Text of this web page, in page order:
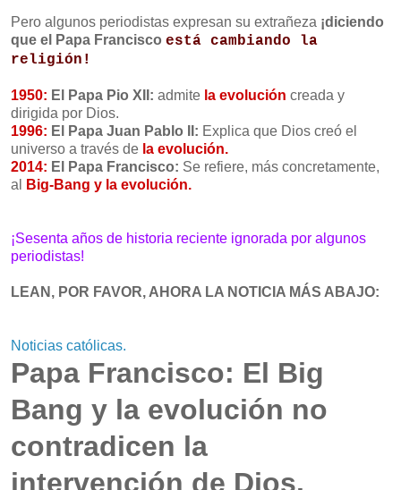
Pero algunos periodistas expresan su extrañeza ¡diciendo
que el Papa Francisco está cambiando la
religión!
1950: El Papa Pio XII: admite la evolución creada y
dirigida por Dios.
1996: El Papa Juan Pablo II: Explica que Dios creó el
universo a través de la evolución.
2014: El Papa Francisco: Se refiere, más concretamente,
al
Big-Bang y la evolución.
¡Sesenta años de historia reciente ignorada por algunos
periodistas!
LEAN, POR FAVOR, AHORA LA NOTICIA MÁS ABAJO:
Noticias católicas.
Papa Francisco: El Big
Bang y la evolución no
contradicen la
intervención de Dios.